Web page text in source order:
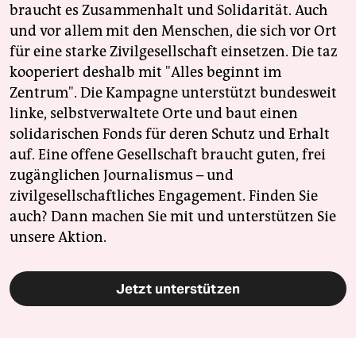
braucht es Zusammenhalt und Solidarität. Auch
und vor allem mit den Menschen, die sich vor Ort
für eine starke Zivilgesellschaft einsetzen. Die taz
kooperiert deshalb mit "Alles beginnt im
Zentrum". Die Kampagne unterstützt bundesweit
linke, selbstverwaltete Orte und baut einen
solidarischen Fonds für deren Schutz und Erhalt
auf. Eine offene Gesellschaft braucht guten, frei
zugänglichen Journalismus – und
zivilgesellschaftliches Engagement. Finden Sie
auch? Dann machen Sie mit und unterstützen Sie
unsere Aktion.
Jetzt unterstützen